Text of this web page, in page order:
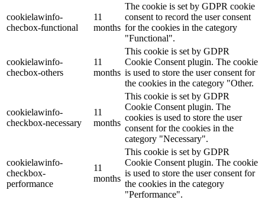
cookielawinfo-
checbox-functional
11
months
The cookie is set by GDPR cookie
consent to record the user consent
for the cookies in the category
"Functional".
cookielawinfo-
checbox-others
11
months
This cookie is set by GDPR
Cookie Consent plugin. The cookie
is used to store the user consent for
the cookies in the category "Other.
cookielawinfo-
checkbox-necessary
11
months
This cookie is set by GDPR
Cookie Consent plugin. The
cookies is used to store the user
consent for the cookies in the
category "Necessary".
cookielawinfo-
checkbox-
performance
11
months
This cookie is set by GDPR
Cookie Consent plugin. The cookie
is used to store the user consent for
the cookies in the category
"Performance".